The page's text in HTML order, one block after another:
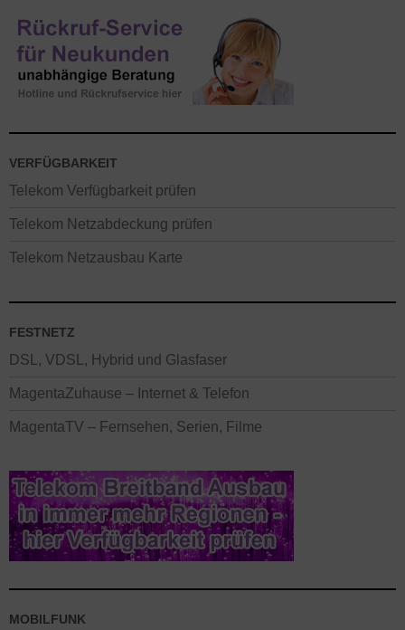
VERFÜGBARKEIT
Telekom Verfügbarkeit prüfen
Telekom Netzabdeckung prüfen
Telekom Netzausbau Karte
FESTNETZ
DSL, VDSL, Hybrid und Glasfaser
MagentaZuhause – Internet & Telefon
MagentaTV – Fernsehen, Serien, Filme
MOBILFUNK